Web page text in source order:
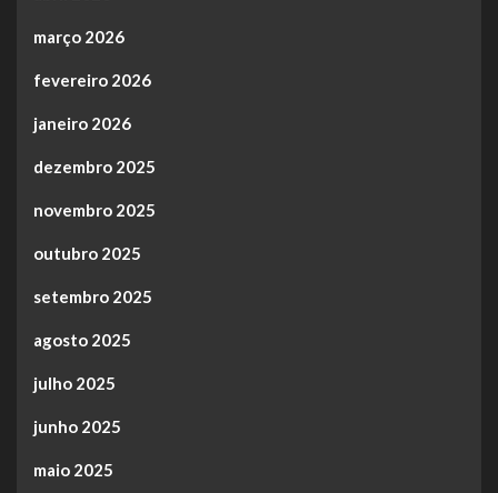
março 2026
fevereiro 2026
janeiro 2026
dezembro 2025
novembro 2025
outubro 2025
setembro 2025
agosto 2025
julho 2025
junho 2025
maio 2025